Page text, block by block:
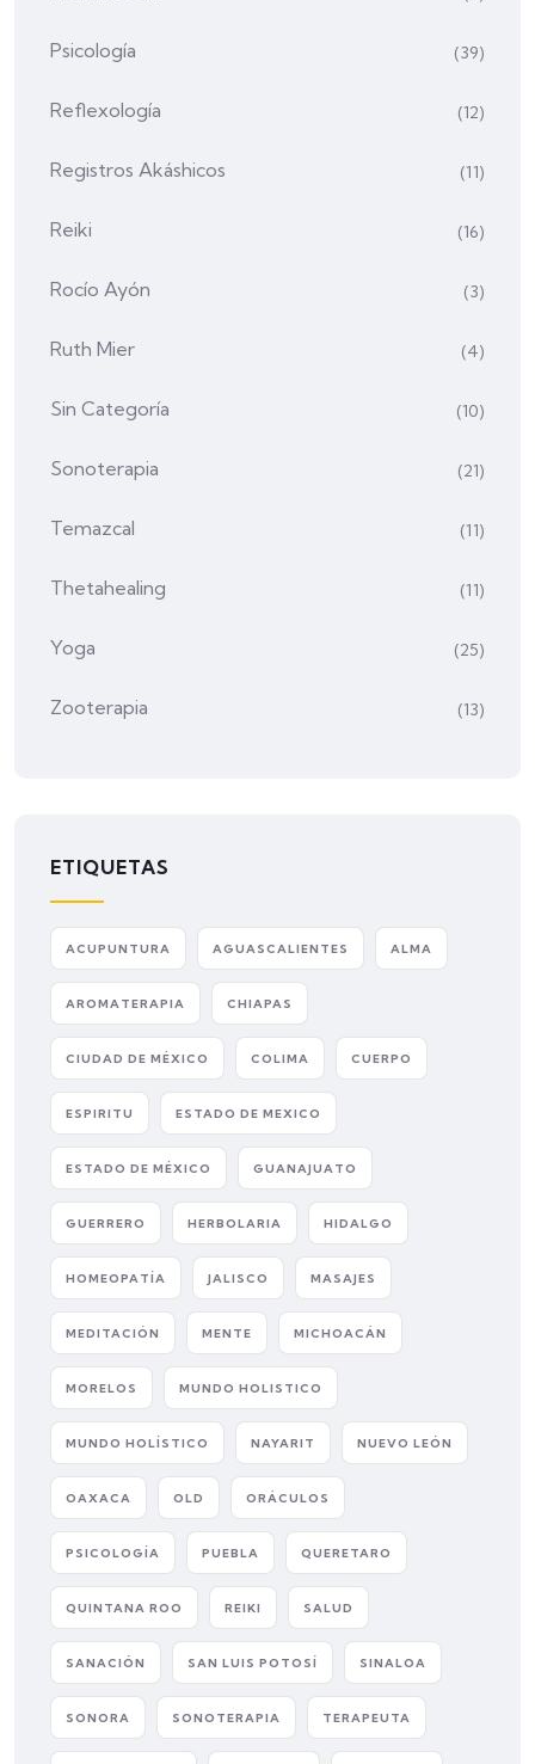
Psicología (39)
Reflexología (12)
Registros Akáshicos (11)
Reiki (16)
Rocío Ayón (3)
Ruth Mier (4)
Sin Categoría (10)
Sonoterapia (21)
Temazcal (11)
Thetahealing (11)
Yoga (25)
Zooterapia (13)
ETIQUETAS
ACUPUNTURA AGUASCALIENTES ALMA
AROMATERAPIA CHIAPAS
CIUDAD DE MÉXICO COLIMA CUERPO
ESPIRITU ESTADO DE MEXICO
ESTADO DE MÉXICO GUANAJUATO
GUERRERO HERBOLARIA HIDALGO
HOMEOPATÍA JALISCO MASAJES
MEDITACIÓN MENTE MICHOACÁN
MORELOS MUNDO HOLISTICO
MUNDO HOLÍSTICO NAYARIT NUEVO LEÓN
OAXACA OLD ORÁCULOS
PSICOLOGÍA PUEBLA QUERETARO
QUINTANA ROO REIKI SALUD
SANACIÓN SAN LUIS POTOSÍ SINALOA
SONORA SONOTERAPIA TERAPEUTA